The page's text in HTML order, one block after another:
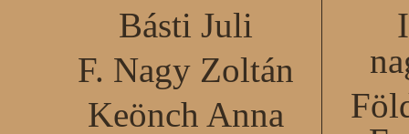
Básti Juli
F. Nagy Zoltán
Keönch Anna